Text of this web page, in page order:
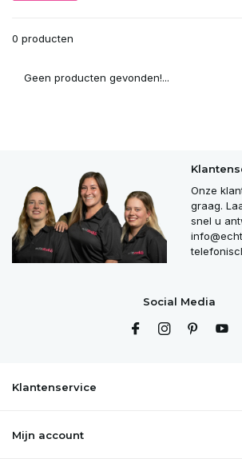
0 producten
Geen producten gevonden!...
Onze
graag.
snel u
Social Media
Klantenservice
Mijn account